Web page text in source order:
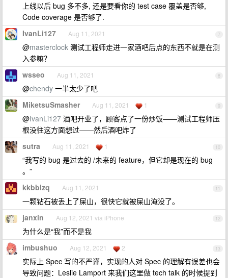
上线以后 bug 多不多, 还是要看你的 test case 覆盖是否够,
Code coverage 是否够了.
7
IvanLi127 Aug 11, 2021
@masterclock 测试工程师走进一家酒吧后点的东西不就是在测
入参嘛？
8
wsseo Aug 11, 2021
@chendy 一半太少了吧
9
MiketsuSmasher Aug 11, 2021 1
@IvanLi127 酒吧开业了，顾客点了一份炒饭——测试工程师压
根没往这方面想过——然后酒吧炸了
10
sutra Aug 11, 2021 1
“我写的 bug 是过去的 /未来的 feature，但它却是现在的 bug
。”
11
kkbblzq Aug 11, 2021
一颗钻石被丢上了屎山，很快它就被屎山淹没了。
12
janxin Aug 12, 2021 via iPhone
为什么是“我”而不是我
13
imbushuo Aug 12, 2021 2
实际上 Spec 写的不严谨，实现的人对 Spec 的理解有误差也会
导致问题：Leslie Lamport 来我们这里做 tech talk 的时候提到